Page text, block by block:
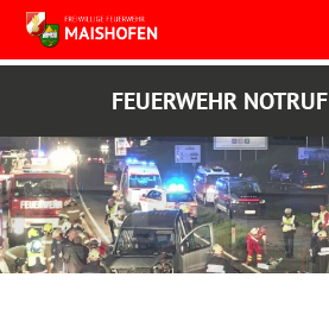
FEUERWEHR NOTRUF